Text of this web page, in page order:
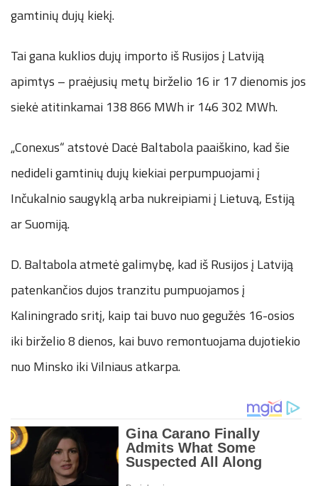
gamtinių dujų kiekį.
Tai gana kuklios dujų importo iš Rusijos į Latviją
apimtys – praėjusių metų birželio 16 ir 17 dienomis jos
siekė atitinkamai 138 866 MWh ir 146 302 MWh.
„Conexus“ atstovė Dacė Baltabola paaiškino, kad šie
nedideli gamtinių dujų kiekiai perpumpuojami į
Inčukalnio saugyklą arba nukreipiami į Lietuvą, Estiją
ar Suomiją.
D. Baltabola atmetė galimybę, kad iš Rusijos į Latviją
patenkančios dujos tranzitu pumpuojamos į
Kaliningrado sritį, kaip tai buvo nuo gegužės 16-osios
iki birželio 8 dienos, kai buvo remontuojama dujotiekio
nuo Minsko iki Vilniaus atkarpa.